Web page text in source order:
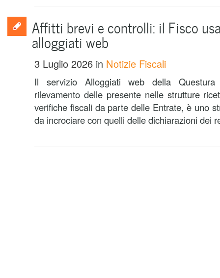
Affitti brevi e controlli: il Fisco
alloggiati web
3 Luglio 2026 in Notizie Fiscali
Il servizio Alloggiati web della
rilevamento delle presente nelle strutture
verifiche fiscali da parte delle Entrate, è uno
da incrociare con quelli delle dichiarazioni dei